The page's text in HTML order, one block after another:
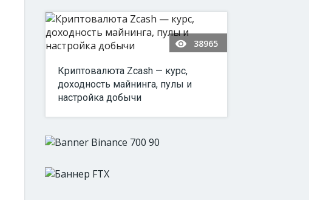
38965
Криптовалюта Zcash — курс,
доходность майнинга, пулы и
настройка добычи